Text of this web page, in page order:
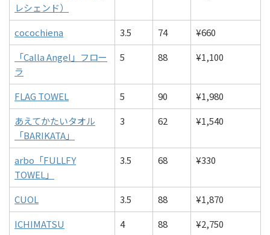
レシェンド）
cocochiena 3.5 74
¥660
「Calla Angel」フロー
ラ
5 88 ¥1,100
FLAG TOWEL 5 90
¥1,980
あえてかたいタオル
「BARIKATA」
3 62 ¥1,540
arbo「FULLFY
TOWEL」
3.5 68 ¥330
CUOL 3.5 88
¥1,870
ICHIMATSU
4 88
¥2,750